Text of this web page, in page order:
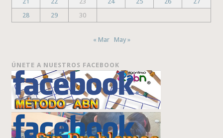
28
29 30
« Mar May »
ÚNETE A NUESTROS FACEBOOK